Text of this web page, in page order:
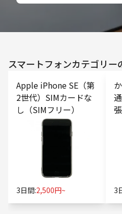
スマートフォンカテゴリー
Apple iPhone SE（第
2世代）SIMカードな
し（SIMフリー）
3日間:2,500円~ 3